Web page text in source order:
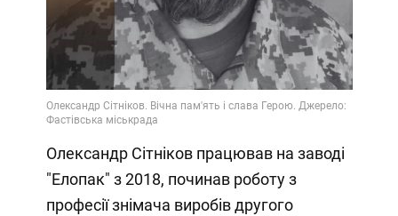
Олександр Сітніков працював на заводі
"Елопак" з 2018, починав роботу з
професії знімача виробів другого